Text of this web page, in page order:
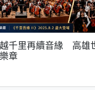
千里再續音緣 高雄
章